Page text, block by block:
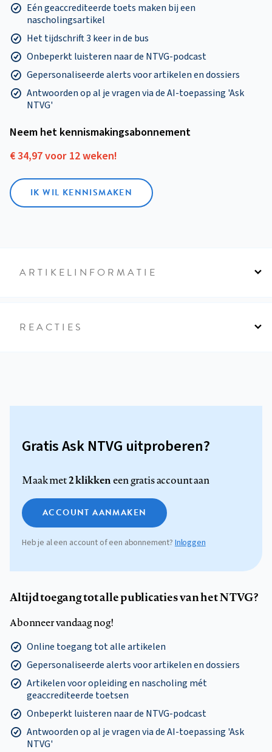
Eén geaccrediteerde toets maken bij een
nascholingsartikel
Het tijdschrift 3 keer in de bus
Onbeperkt luisteren naar de NTVG-podcast
Gepersonaliseerde alerts voor artikelen en dossiers
Antwoorden op al je vragen via de AI-toepassing 'Ask
NTVG'
Neem het kennismakings­abonnement
€ 34,97 voor 12 weken!
IK WIL KENNISMAKEN
ARTIKELINFORMATIE
REACTIES
Gratis Ask NTVG uitproberen?
Maak met2 klikkeneen gratis account aan
ACCOUNT AANMAKEN
Heb je al een account of een abonnement?Inloggen
Altijd toegang tot alle publicaties van het NTVG?
Abonneer vandaag nog!
Online toegang tot alle artikelen
Gepersonaliseerde alerts voor artikelen en dossiers
Artikelen voor opleiding en nascholing mét
geaccrediteerde toetsen
Onbeperkt luisteren naar de NTVG-podcast
Antwoorden op al je vragen via de AI-toepassing 'Ask
NTVG'